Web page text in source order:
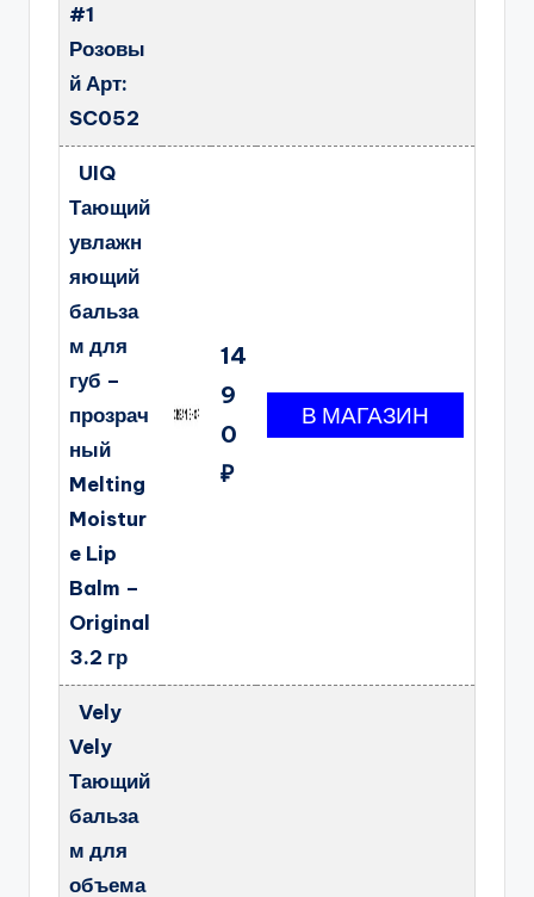
#1
Розовы
й Арт:
SC052
UIQ
Тающий
увлажн
яющий
бальза
м для
губ –
прозрач
ный
Melting
Moistur
e Lip
Balm –
Original
3.2 гр
14
9
0
₽
Vely
Vely
Тающий
бальза
м для
объема